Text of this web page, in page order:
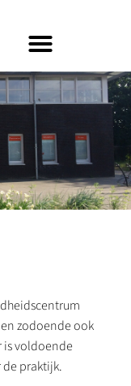
zodoende ook
is voldoende
de praktijk.